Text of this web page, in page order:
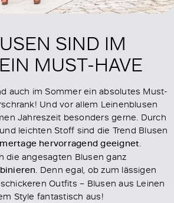
SIND IM
MUST-HAVE
auch im Sommer ein absolutes Must-
Und vor allem Leinenblusen
Jahreszeit besonders gerne. Durch
leichten Stoff sind die Trend Blusen
hervorragend geeignet.
die angesagten Blusen ganz
. Denn egal, ob zum lässigen
Outfits – Blusen aus Leinen
Style fantastisch aus!